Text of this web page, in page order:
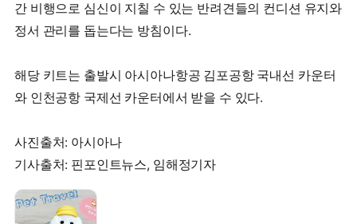
간 비행으로 심신이 지칠 수 있는 반려견들의 컨디션 유지와
정서 관리를 돕는다는 방침이다.
해당 키트는 출발시 아시아나항공 김포공항 국내선 카운터
와 인천공항 국제선 카운터에서 받을 수 있다.
사진출처: 아시아나
기사출처: 핀포인트뉴스, 임해정기자